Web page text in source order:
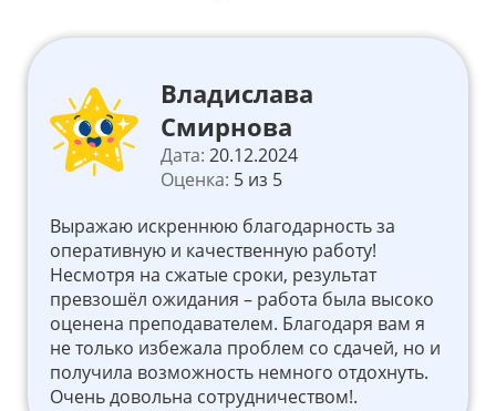
Владислава
Смирнова
Дата: 20.12.2024
Оценка: 5 из 5
Выражаю искреннюю благодарность за
оперативную и качественную работу!
Несмотря на сжатые сроки, результат
превзошёл ожидания – работа была высоко
оценена преподавателем. Благодаря вам я
не только избежала проблем со сдачей, но и
получила возможность немного отдохнуть.
Очень довольна сотрудничеством!.